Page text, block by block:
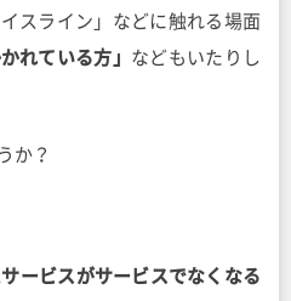
スライン」などに触れる場面
れている方」 などもいたりし
か？
ービスがサービスでなくなる